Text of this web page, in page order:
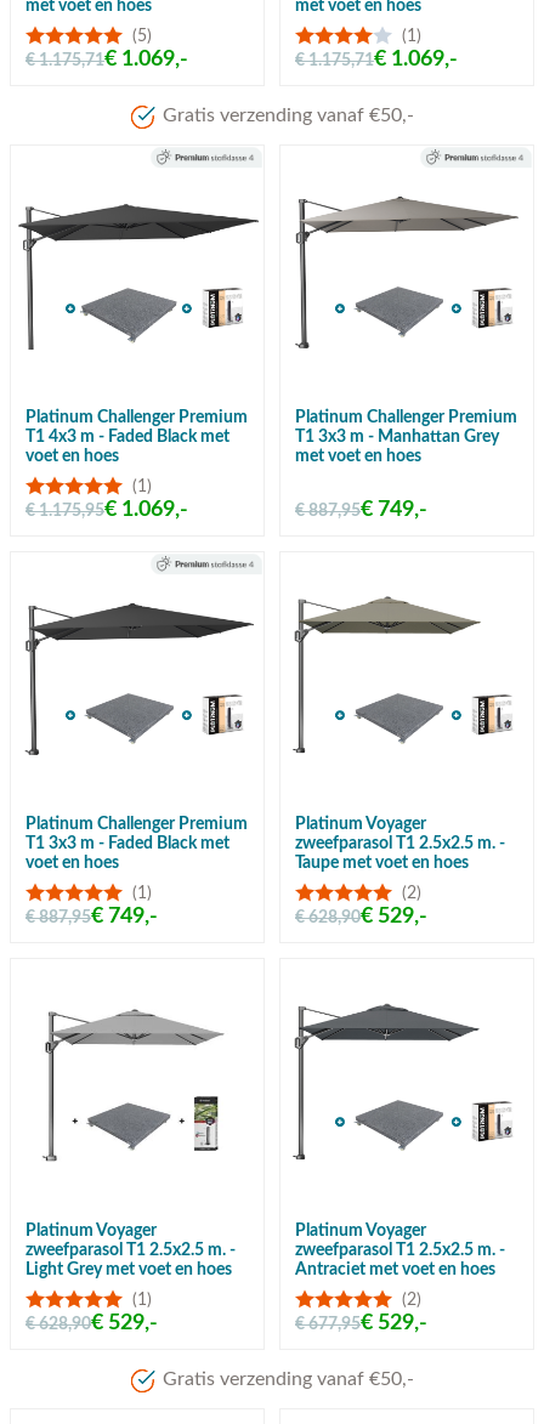
met voet en hoes
(5)
€ 1.175,71€ 1.069,-
met voet en hoes
(1)
€ 1.175,71€ 1.069,-
Meer dan 80 jaar ervaring
Platinum Challenger Premium
T1 4x3 m - Faded Black met
voet en hoes
(1)
€ 1.175,95€ 1.069,-
Platinum Challenger Premium
T1 3x3 m - Manhattan Grey
met voet en hoes
€ 887,95€ 749,-
Platinum Challenger Premium
T1 3x3 m - Faded Black met
voet en hoes
(1)
€ 887,95€ 749,-
Platinum Voyager
zweefparasol T1 2.5x2.5 m. -
Taupe met voet en hoes
(2)
€ 628,90€ 529,-
Platinum Voyager
zweefparasol T1 2.5x2.5 m. -
Light Grey met voet en hoes
(1)
€ 628,90€ 529,-
Platinum Voyager
zweefparasol T1 2.5x2.5 m. -
Antraciet met voet en hoes
(2)
€ 677,95€ 529,-
Meer dan 80 jaar ervaring